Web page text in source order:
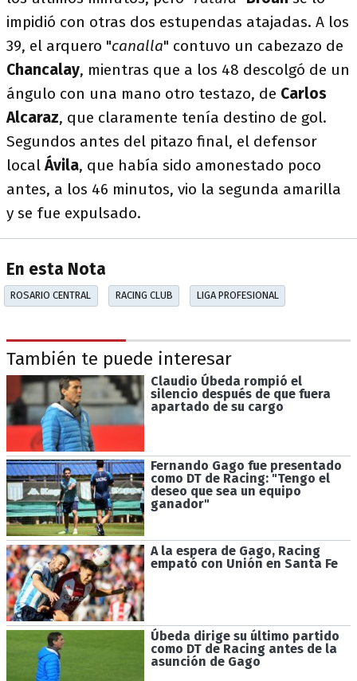
impidió con otras dos estupendas atajadas. A los
39, el arquero "canalla" contuvo un cabezazo de
Chancalay, mientras que a los 48 descolgó de un
ángulo con una mano otro testazo, de Carlos
Alcaraz, que claramente tenía destino de gol.
Segundos antes del pitazo final, el defensor
localÁvila, que había sido amonestado poco
antes, a los 46 minutos, vio la segunda amarilla
y se fue expulsado.
En esta Nota
ROSARIO CENTRAL RACING CLUB LIGA PROFESIONAL
También te puede interesar
Claudio Úbeda rompió el
silencio después de que fuera
apartado de su cargo
Fernando Gago fue presentado
como DT de Racing: "Tengo el
deseo que sea un equipo
ganador"
A la espera de Gago, Racing
empató con Unión en Santa Fe
Úbeda dirige su último partido
como DT de Racing antes de la
asunción de Gago